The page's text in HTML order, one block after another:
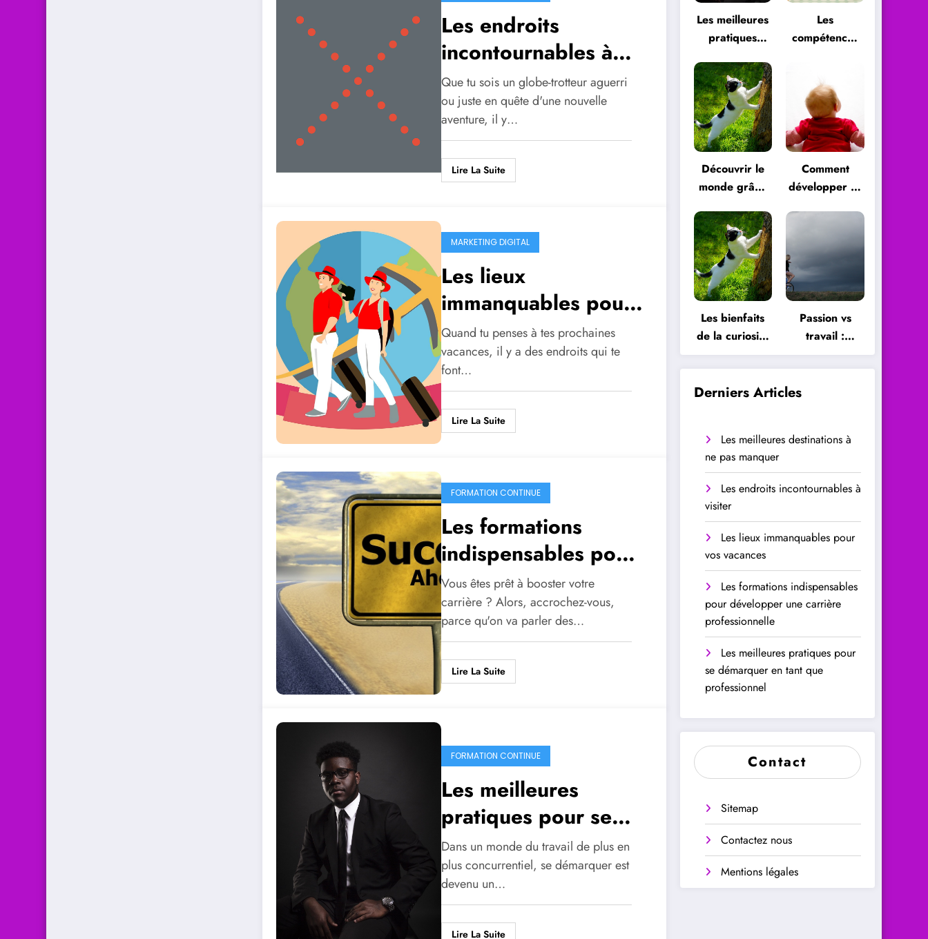
Les endroits
incontournables à
visiter
Que tu sois un globe-trotteur aguerri
ou juste en quête d'une nouvelle
aventure, il y…
Lire La Suite
MARKETING DIGITAL
Les lieux
immanquables pour
vos vacances
Quand tu penses à tes prochaines
vacances, il y a des endroits qui te
font…
Lire La Suite
FORMATION CONTINUE
Les formations
indispensables pour
développer une
carrière
professionnelle
Vous êtes prêt à booster votre
carrière ? Alors, accrochez-vous,
parce qu'on va parler des…
Lire La Suite
FORMATION CONTINUE
Les meilleures
pratiques pour se
démarquer en tant
que professionnel
Dans un monde du travail de plus en
plus concurrentiel, se démarquer est
devenu un…
Lire La Suite
Les meilleures
pratiques
démarquer en
tant que
professionnel
Les
compétences
dans le monde
professionnel
Découvrir le
monde grâce
Comment
développer sa
Les bienfaits
de la curiosité
sur le cerveau
Passion vs
travail :
comment
trouver
l’équilibre
Derniers Articles
Les meilleures destinations à
ne pas manquer
Les endroits incontournables à
visiter
Les lieux immanquables pour
vos vacances
Les formations indispensables
pour développer une carrière
professionnelle
Les meilleures pratiques pour
se démarquer en tant que
professionnel
Contact
Sitemap
Contactez nous
Mentions légales